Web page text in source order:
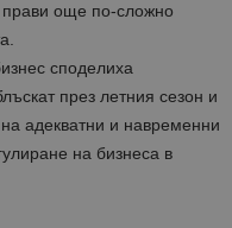
прави още по-сложно
споделиха
през летния сезон и
адекватни и навременни
на бизнеса в